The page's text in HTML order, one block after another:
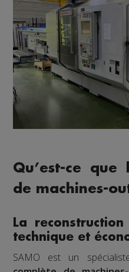
Qu’est-ce que
de machines-
La
technique et
SAMO est un